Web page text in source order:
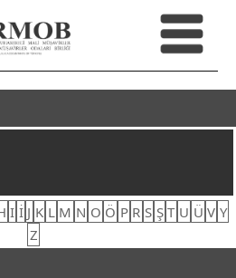
I İ J K L M N O Ö P R S Ş T U Ü V Y
Z